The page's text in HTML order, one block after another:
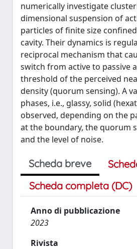
numerically investigate
dimensional suspension of
particles of finite size
cavity. Their dynamics is
reciprocal mechanism that
switch from active to passive
threshold of the perceived
density (quorum sensing). A
phases, i.e., glassy, solid
observed, depending on the
at the boundary, the quorum
and the level of noise.
Scheda breve
Scheda completa (DC)
Anno di pubblicazione
2023
Rivista